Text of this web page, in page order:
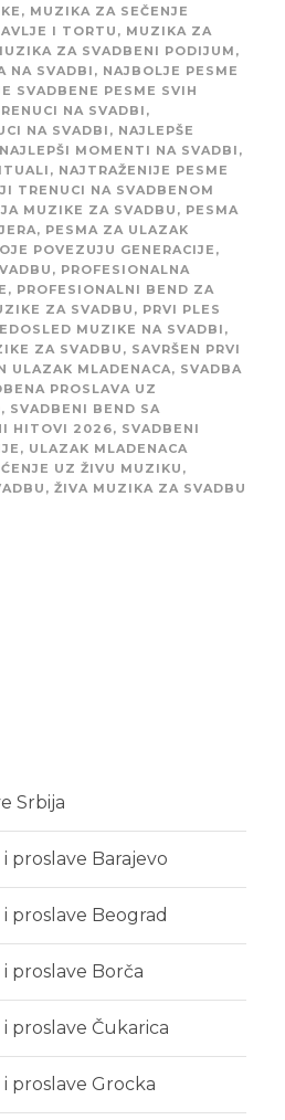
, MUZIKA ZA SEČENJE
I TORTU , MUZIKA ZA
ZA SVADBENI PODIJUM ,
NA SVADBI , NAJBOLJE PESME
SVADBENE PESME SVIH
NA SVADBI ,
NA SVADBI , NAJLEPŠE
NAJLEPŠI MOMENTI NA SVADBI ,
, NAJTRAŽENIJE PESME
TRENUCI NA SVADBENOM
MUZIKE ZA SVADBU , PESMA
, PESMA ZA ULAZAK
POVEZUJU GENERACIJE ,
, PROFESIONALNA
, PROFESIONALNI BEND ZA
ZA SVADBU , PRVI PLES
MUZIKE NA SVADBI ,
ZA SVADBU , SAVRŠEN PRVI
ULAZAK MLADENACA, SVADBA
PROSLAVA UZ
, SVADBENI BEND SA
HITOVI 2026, SVADBENI
, ULAZAK MLADENACA
UZ ŽIVU MUZIKU ,
, ŽIVA MUZIKA ZA SVADBU
Srbija
proslave Barajevo
proslave Beograd
proslave Borča
proslave Čukarica
proslave Grocka